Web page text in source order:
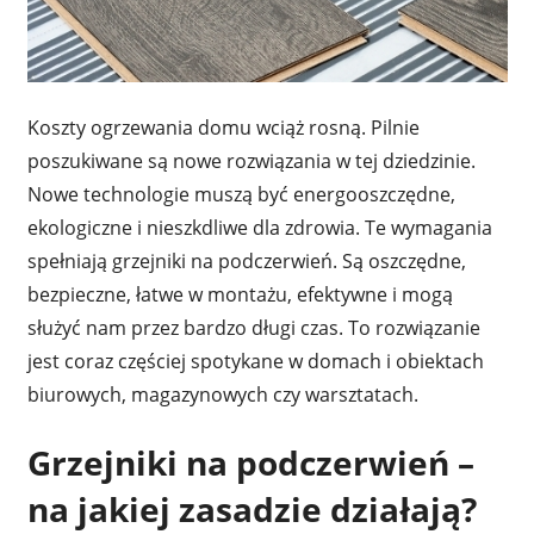
Koszty ogrzewania domu wciąż rosną. Pilnie
poszukiwane są nowe rozwiązania w tej dziedzinie.
Nowe technologie muszą być energooszczędne,
ekologiczne i nieszkdliwe dla zdrowia. Te wymagania
spełniają grzejniki na podczerwień. Są oszczędne,
bezpieczne, łatwe w montażu, efektywne i mogą
służyć nam przez bardzo długi czas. To rozwiązanie
jest coraz częściej spotykane w domach i obiektach
biurowych, magazynowych czy warsztatach.
Grzejniki na podczerwień –
na jakiej zasadzie działają?